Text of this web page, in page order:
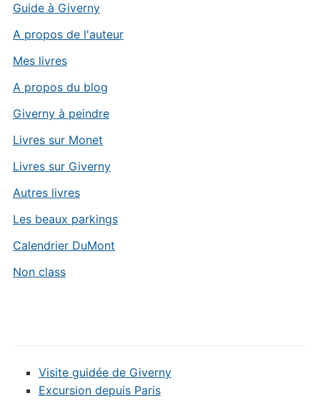
Guide à Giverny
A propos de l'auteur
Mes livres
A propos du blog
Giverny à peindre
Livres sur Monet
Livres sur Giverny
Autres livres
Les beaux parkings
Calendrier DuMont
Non class
Visite guidée de Giverny
Excursion depuis Paris